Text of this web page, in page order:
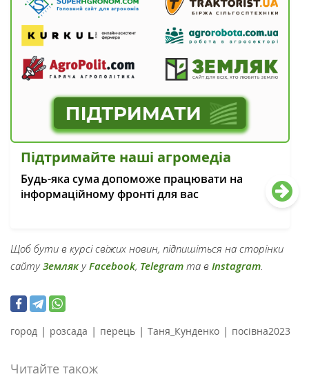
Підтримайте наші агромедіа
Будь-яка сума допоможе працювати на
інформаційному фронті для вас
Щоб бути в курсі свіжих новин, підпишіться на сторінки
сайтуЗемлякуFacebook, Telegram та в Instagram.
город | розсада | перець | Таня_Кунденко | посівна2023
Читайте також